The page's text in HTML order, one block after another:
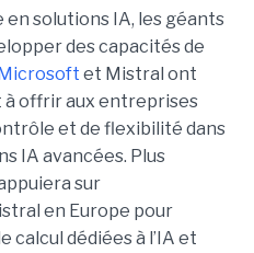
en solutions IA, les géants
des capacités de
Microsoft et Mistral ont
à offrir aux entreprises
et de flexibilité dans
IA avancées. Plus
sur
en Europe pour
calcul dédiées à l’IA et